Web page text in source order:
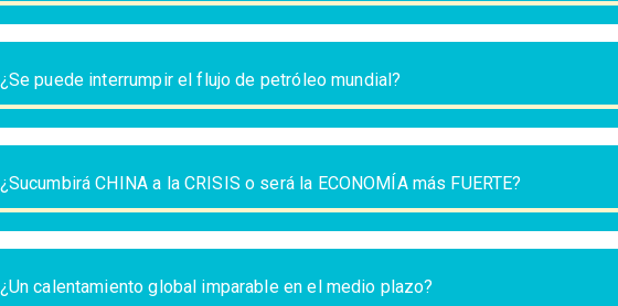
¿Se puede interrumpir el flujo de petróleo mundial?
¿Sucumbirá CHINA a la CRISIS o será la ECONOMÍA más FUERTE?
¿Un calentamiento global imparable en el medio plazo?